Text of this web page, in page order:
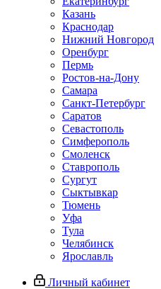
Казань
Краснодар
Нижний Новгород
Оренбург
Пермь
Ростов-на-Дону
Самара
Санкт-Петербург
Саратов
Севастополь
Симферополь
Смоленск
Ставрополь
Сургут
Сыктывкар
Тюмень
Уфа
Тула
Челябинск
Ярославль
Личный кабинет